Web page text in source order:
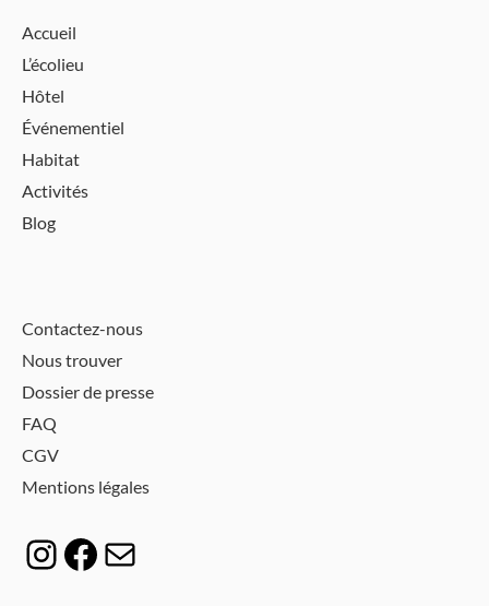
Accueil
L’écolieu
Hôtel
Événementiel
Habitat
Activités
Blog
Contactez-nous
Nous trouver
Dossier de presse
FAQ
CGV
Mentions légales
Instagram
Facebook
E-mail